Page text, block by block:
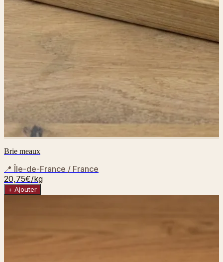
Brie meaux
📍 Île-de-France / France
20,75€/kg
+ Ajouter